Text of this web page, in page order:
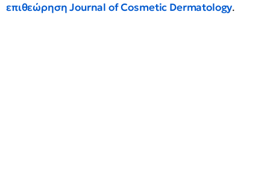
επιθεώρηση Journal of Cosmetic Dermatology.